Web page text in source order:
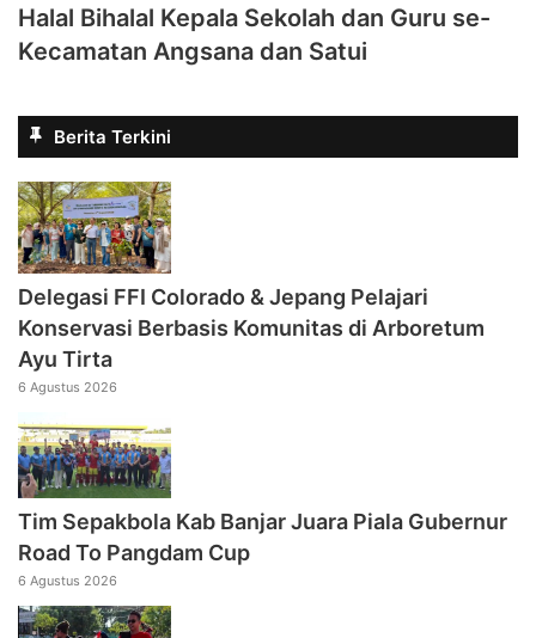
Halal Bihalal Kepala Sekolah dan Guru se-
Kecamatan Angsana dan Satui
Berita Terkini
Delegasi FFI Colorado & Jepang Pelajari
Konservasi Berbasis Komunitas di Arboretum
Ayu Tirta
6 Agustus 2026
Tim Sepakbola Kab Banjar Juara Piala Gubernur
Road To Pangdam Cup
6 Agustus 2026